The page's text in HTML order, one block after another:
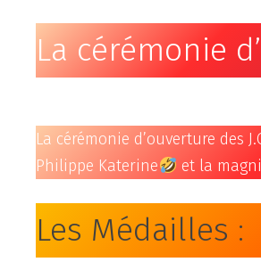
La cérémonie
La cérémonie d’ouverture des
Philippe Katerine
et la
Les Médailles :